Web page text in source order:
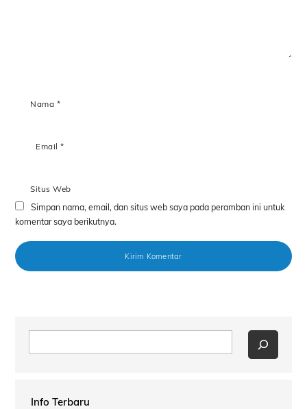
Nama *
Email*
Situs Web
Simpan nama, email, dan situs web saya pada peramban ini untuk
komentar saya berikutnya.
Info Terbaru